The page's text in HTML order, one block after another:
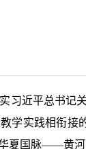
习近平总书记
学实践相衔接
夏国脉——黄河